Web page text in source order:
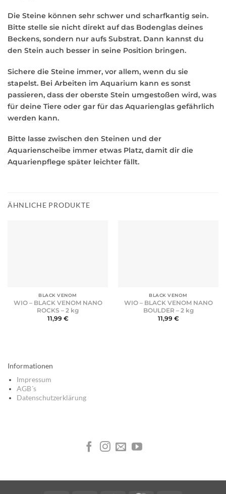
Die Steine können sehr schwer und scharfkantig sein.
Bitte stelle sie nicht direkt auf das Bodenglas deines
Beckens, sondern nur aufs Substrat. Dann kannst du
den Stein auch besser in seine Position bringen.
Sichere die Steine immer, vor allem, wenn du sie
stapelst. Bei Arbeiten im Aquarium kann es sonst
passieren, dass der oberste Stein umgestoßen wird, was
für deine Tiere oder gar für das Aquarienglas gefährlich
werden kann.
Bitte lasse zwischen den Steinen und der
Aquarienscheibe immer etwas Platz, damit dir die
Aquarienpflege später leichter fällt.
ÄHNLICHE PRODUKTE
BLACK VENOM
WIO – BLACK VENOM NANO
ROCKS – 2 kg
11,99 €
BLACK VENOM
WIO – BLACK VENOM NANO
BOULDER – 2 kg
11,99 €
Informationen
Impressum
AGB´s
Datenschutzerklärung